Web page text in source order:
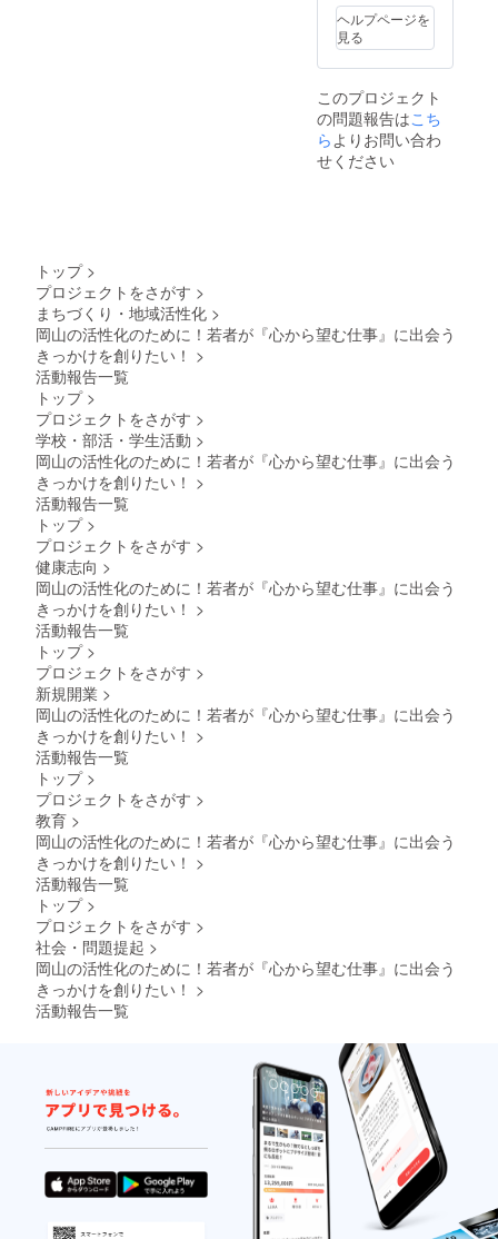
スの活
用をお
願いい
たしま
ヘルプページを
見る
このプロジェクト
の問題報告はこち
らよりお問い合わ
せください
トップ >
プロジェクトをさがす >
まちづくり・地域活性化 >
岡山の活性化のために！若者が『心から望む仕事』に出会う
きっかけを創りたい！ >
活動報告一覧
トップ >
プロジェクトをさがす >
学校・部活・学生活動 >
岡山の活性化のために！若者が『心から望む仕事』に出会う
きっかけを創りたい！ >
活動報告一覧
トップ >
プロジェクトをさがす >
健康志向 >
岡山の活性化のために！若者が『心から望む仕事』に出会う
きっかけを創りたい！ >
活動報告一覧
トップ >
プロジェクトをさがす >
新規開業 >
岡山の活性化のために！若者が『心から望む仕事』に出会う
きっかけを創りたい！ >
活動報告一覧
トップ >
プロジェクトをさがす >
教育 >
岡山の活性化のために！若者が『心から望む仕事』に出会う
きっかけを創りたい！ >
活動報告一覧
トップ >
プロジェクトをさがす >
社会・問題提起 >
岡山の活性化のために！若者が『心から望む仕事』に出会う
きっかけを創りたい！ >
活動報告一覧